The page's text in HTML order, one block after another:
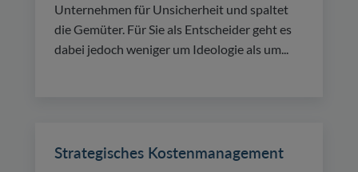
Unternehmen für Unsicherheit und spaltet
die Gemüter. Für Sie als Entscheider geht es
dabei jedoch weniger um Ideologie als um...
Strategisches Kostenmanagement